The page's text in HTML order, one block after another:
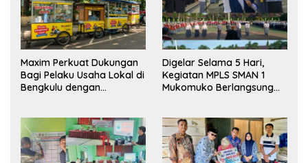
Maxim Perkuat Dukungan
Bagi Pelaku Usaha Lokal di
Bengkulu dengan
Pasar
Digelar Selama 5 Hari,
Kegiatan MPLS SMAN 1
Mukomuko Berlangsung